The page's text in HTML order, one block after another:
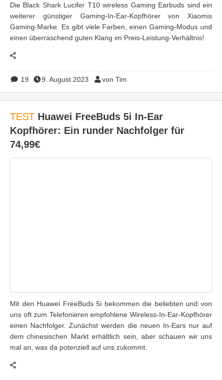
Die Black Shark Lucifer T10 wireless Gaming Earbuds sind ein
weiterer günstiger Gaming-In-Ear-Kopfhörer von Xiaomis
Gaming-Marke. Es gibt viele Farben, einen Gaming-Modus und
einen überraschend guten Klang im Preis-Leistung-Verhältnis!
19 9. August 2023 von Tim
TEST Huawei FreeBuds 5i In-Ear
Kopfhörer: Ein runder Nachfolger für
74,99€
Mit den Huawei FreeBuds 5i bekommen die beliebten und von
uns oft zum Telefonieren empfohlene Wireless-In-Ear-Kopfhörer
einen Nachfolger. Zunächst werden die neuen In-Ears nur auf
dem chinesischen Markt erhältlich sein, aber schauen wir uns
mal an, was da potenziell auf uns zukommt.